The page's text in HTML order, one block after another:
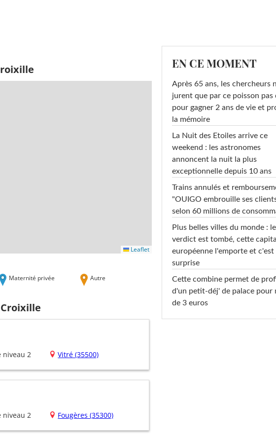
Leaflet
Maternité privée Autre
2 Vitré (35500)
2 Fougères (35300)
EN CE MOMENT
Après 65 ans, les chercheurs
jurent que par ce poisson pas
pour gagner 2 ans de vie et
la mémoire
La Nuit des Etoiles arrive ce
weekend : les astronomes
annoncent la nuit la plus
exceptionnelle depuis 10 ans
Trains annulés et
"OUIGO embrouille ses
selon 60 millions de
Plus belles villes du monde : le
verdict est tombé, cette
européenne l'emporte et c'est
surprise
Cette combine permet de
d'un petit-déj' de palace pour
de 3 euros